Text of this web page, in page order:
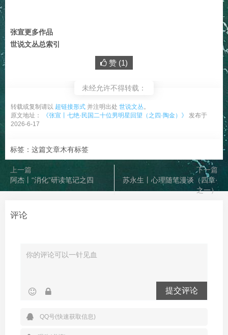
张宣更多作品
世说文丛总索引
赞 (1)
未经允许不得转载：
转载或复制请以 超链接形式 并注明出处 世说文丛。
原文地址：
《张宣丨七绝·民国二十位男明星回望（之四·陶金）》
发布于
2026-6-17
标签：这篇文章木有标签
上一篇
阿杰丨“消化”研读笔记之四
下一篇
苏永生丨心理随笔漫谈（四章·
之一）
评论
提交评论